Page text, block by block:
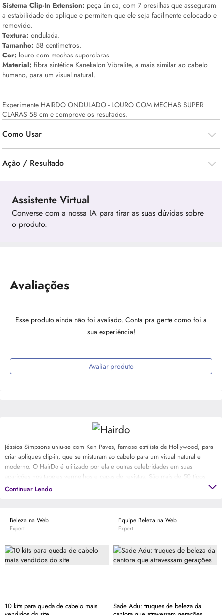
Sistema Clip-In Extension: peça única, com 7 presilhas que asseguram
a estabilidade do aplique e permitem que ele seja facilmente colocado e
removido.
Textura: ondulada.
Tamanho: 58 centímetros.
Cor: louro com mechas superclaras
Material: fibra sintética Kanekalon Vibralite, a mais similar ao cabelo
humano, para um visual natural.
Experimente HAIRDO ONDULADO - LOURO COM MECHAS SUPER
CLARAS 58 cm e comprove os resultados.
Como Usar
Ação / Resultado
Assistente Virtual
Converse com a nossa IA para tirar as suas dúvidas sobre
o produto.
Avaliações
Esse produto ainda não foi avaliado. Conta pra gente como foi a
sua experiência!
Avaliar produto
Jéssica Simpsons uniu-se com Ken Paves, famoso estilista de Hollywood, para
criar apliques clip-in, que se misturam ao cabelo para um visual natural e
moderno. O HairDo é utilizado por ela e outras celebridades em suas
aparições nos tapetes vermelhos e capas de revistas. São mais de 50 tipos
que servem para mulheres que querem mudar o look. Prático, rápido e
Continuar Lendo
Beleza na Web
Expert
10 kits para queda de cabelo mais
Equipe Beleza na Web
Expert
Sade Adu: truques de beleza da